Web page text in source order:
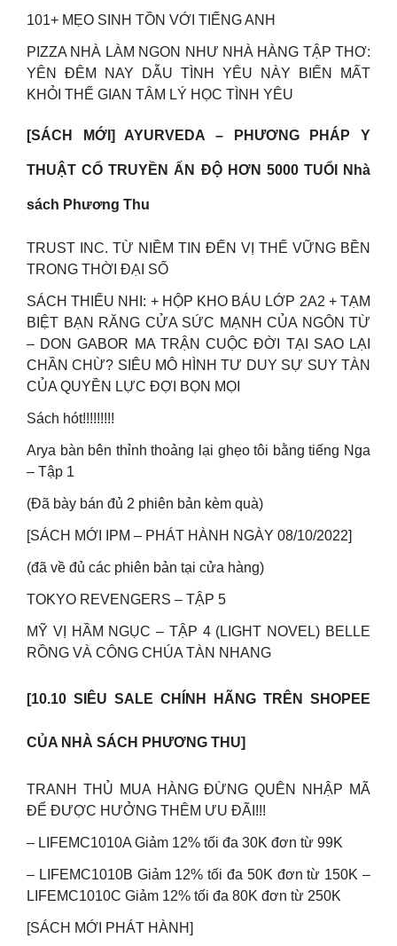
101+ MẸO SINH TỒN VỚI TIẾNG ANH
PIZZA NHÀ LÀM NGON NHƯ NHÀ HÀNG TẬP THƠ:
YÊN ĐÊM NAY DẪU TÌNH YÊU NÀY BIẾN MẤT
KHỎI THẾ GIAN TÂM LÝ HỌC TÌNH YÊU
[SÁCH MỚI] AYURVEDA – PHƯƠNG PHÁP Y
THUẬT CỔ TRUYỀN ẤN ĐỘ HƠN 5000 TUỔI Nhà
sách Phương Thu
TRUST INC. TỪ NIỀM TIN ĐẾN VỊ THẾ VỮNG BỀN
TRONG THỜI ĐẠI SỐ
SÁCH THIẾU NHI: + HỘP KHO BÁU LỚP 2A2 + TẠM
BIỆT BẠN RĂNG CỬA SỨC MẠNH CỦA NGÔN TỪ
– DON GABOR MA TRẬN CUỘC ĐỜI TẠI SAO LẠI
CHẦN CHỪ? SIÊU MÔ HÌNH TƯ DUY SỰ SUY TÀN
CỦA QUYỀN LỰC ĐỢI BỌN MỌI
Sách hót!!!!!!!!!
Arya bàn bên thỉnh thoảng lại ghẹo tôi bằng tiếng Nga
– Tập 1
(Đã bày bán đủ 2 phiên bản kèm quà)
[SÁCH MỚI IPM – PHÁT HÀNH NGÀY 08/10/2022]
(đã về đủ các phiên bản tại cửa hàng)
TOKYO REVENGERS – TẬP 5
MỸ VỊ HẦM NGỤC – TẬP 4 (LIGHT NOVEL) BELLE
RỒNG VÀ CÔNG CHÚA TÀN NHANG
[10.10 SIÊU SALE CHÍNH HÃNG TRÊN SHOPEE
CỦA NHÀ SÁCH PHƯƠNG THU]
TRANH THỦ MUA HÀNG ĐỪNG QUÊN NHẬP MÃ
ĐỂ ĐƯỢC HƯỞNG THÊM ƯU ĐÃI!!!
– LIFEMC1010A Giảm 12% tối đa 30K đơn từ 99K
– LIFEMC1010B Giảm 12% tối đa 50K đơn từ 150K –
LIFEMC1010C Giảm 12% tối đa 80K đơn từ 250K
[SÁCH MỚI PHÁT HÀNH]